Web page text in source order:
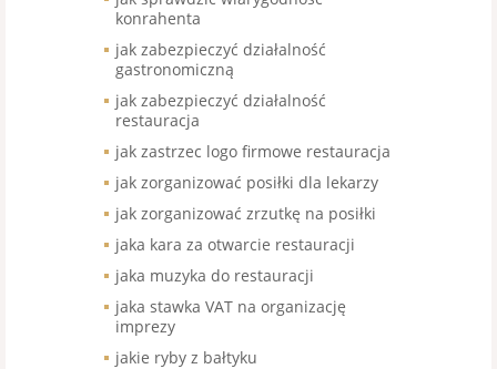
konrahenta
jak zabezpieczyć działalność
gastronomiczną
jak zabezpieczyć działalność
restauracja
jak zastrzec logo firmowe restauracja
jak zorganizować posiłki dla lekarzy
jak zorganizować zrzutkę na posiłki
jaka kara za otwarcie restauracji
jaka muzyka do restauracji
jaka stawka VAT na organizację
imprezy
jakie ryby z bałtyku